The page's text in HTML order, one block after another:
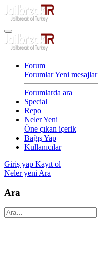
Forum
ForumlarYeni mesajlar
Forumlarda ara
Special
Repo
Neler Yeni
Öne çıkan içerik
Bağış Yap
Kullanıcılar
Giriş yap Kayıt ol
Neler yeni Ara
Ara